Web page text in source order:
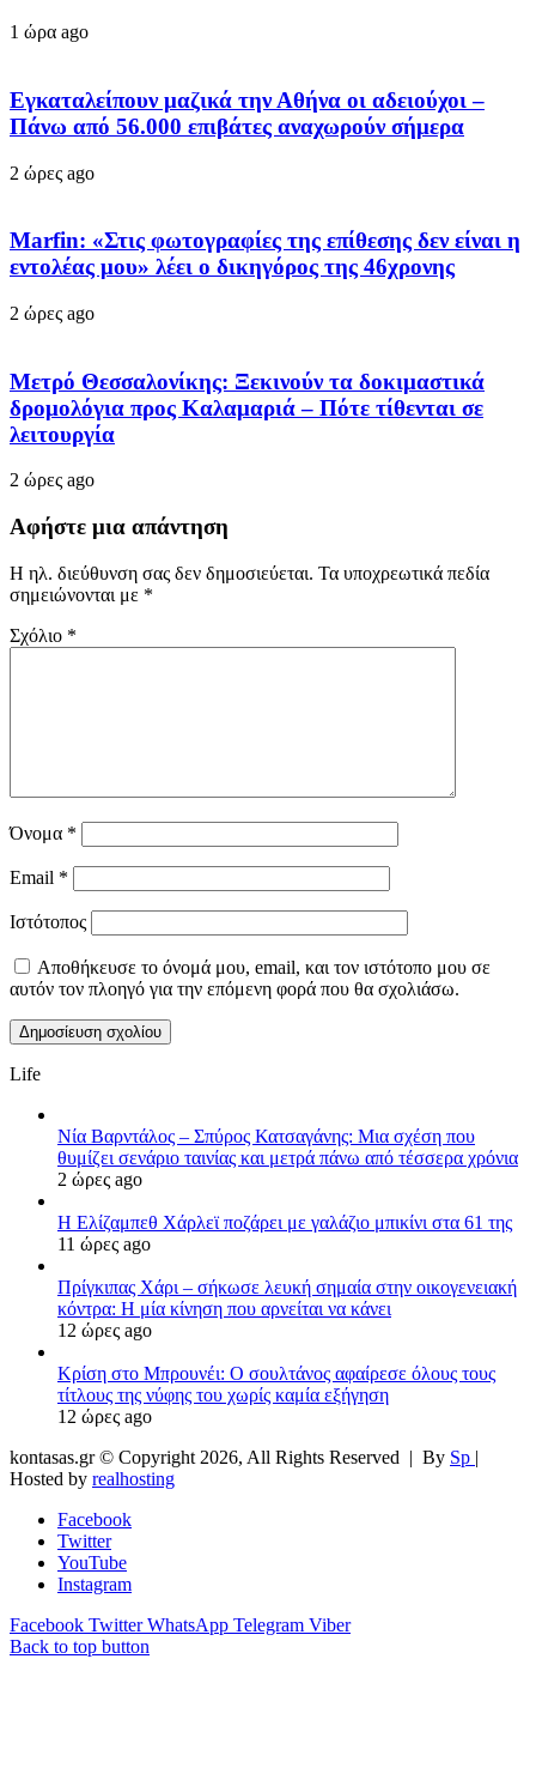
1 ώρα ago
Εγκαταλείπουν μαζικά την Αθήνα οι αδειούχοι –
Πάνω από 56.000 επιβάτες αναχωρούν σήμερα
2 ώρες ago
Marfin: «Στις φωτογραφίες της επίθεσης δεν είναι η
εντολέας μου» λέει ο δικηγόρος της 46χρονης
2 ώρες ago
Μετρό Θεσσαλονίκης: Ξεκινούν τα δοκιμαστικά
δρομολόγια προς Καλαμαριά – Πότε τίθενται σε
λειτουργία
2 ώρες ago
Αφήστε μια απάντηση
Η ηλ. διεύθυνση σας δεν δημοσιεύεται. Τα υποχρεωτικά πεδία
σημειώνονται με *
Σχόλιο *
Όνομα *
Email *
Ιστότοπος
Αποθήκευσε το όνομά μου, email, και τον ιστότοπο μου σε
αυτόν τον πλοηγό για την επόμενη φορά που θα σχολιάσω.
Life
Νία Βαρντάλος – Σπύρος Κατσαγάνης: Μια σχέση που
θυμίζει σενάριο ταινίας και μετρά πάνω από τέσσερα χρόνια
2 ώρες ago
Η Ελίζαμπεθ Χάρλεϊ ποζάρει με γαλάζιο μπικίνι στα 61 της
11 ώρες ago
Πρίγκιπας Χάρι – σήκωσε λευκή σημαία στην οικογενειακή
κόντρα: Η μία κίνηση που αρνείται να κάνει
12 ώρες ago
Κρίση στο Μπρουνέι: Ο σουλτάνος αφαίρεσε όλους τους
τίτλους της νύφης του χωρίς καμία εξήγηση
12 ώρες ago
kontasas.gr © Copyright 2026, All Rights Reserved | By Sp |
Hosted by realhosting
Facebook
Twitter
YouTube
Instagram
Facebook Twitter WhatsApp Telegram Viber
Back to top button